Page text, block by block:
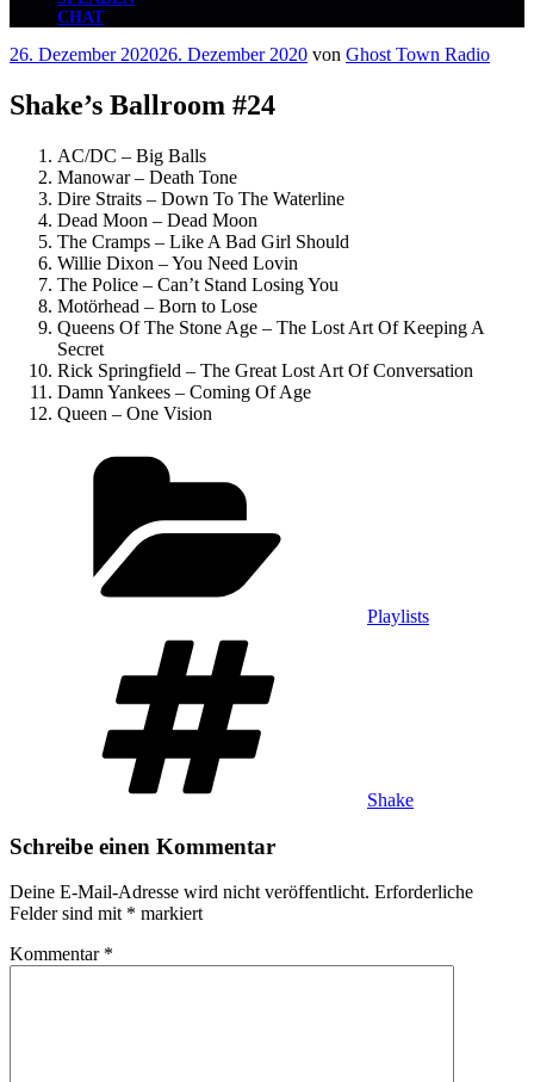
CHAT
Veröffentlicht
26. Dezember 202026. Dezember 2020 von Ghost Town Radio
Shake’s Ballroom #24
AC/DC – Big Balls
Manowar – Death Tone
Dire Straits – Down To The Waterline
Dead Moon – Dead Moon
The Cramps – Like A Bad Girl Should
Willie Dixon – You Need Lovin
The Police – Can’t Stand Losing You
Motörhead – Born to Lose
Queens Of The Stone Age – The Lost Art Of Keeping A
Secret
Rick Springfield – The Great Lost Art Of Conversation
Damn Yankees – Coming Of Age
Queen – One Vision
Playlists
Shake
Schreibe einen Kommentar
Deine E-Mail-Adresse wird nicht veröffentlicht. Erforderliche
Felder sind mit * markiert
Kommentar *